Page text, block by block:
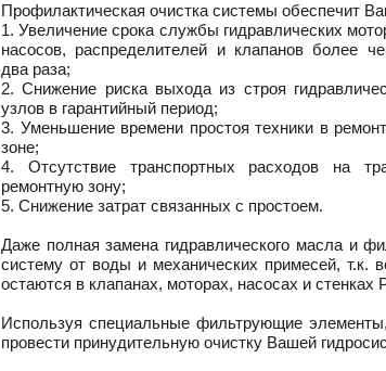
Профилактическая очистка системы обеспечит
1. Увеличение срока службы гидравлических
насосов, распределителей и клапанов более
два раза;
2. Снижение риска выхода из строя
узлов в гарантийный период;
3. Уменьшение времени простоя техники в
зоне;
4. Отсутствие транспортных расходов на
ремонтную зону;
5. Снижение затрат связанных с простоем.
Даже полная замена гидравлического масла и
систему от воды и механических примесей, т.к.
остаются в клапанах, моторах, насосах и стенках
Используя специальные фильтрующие
провести принудительную очистку Вашей